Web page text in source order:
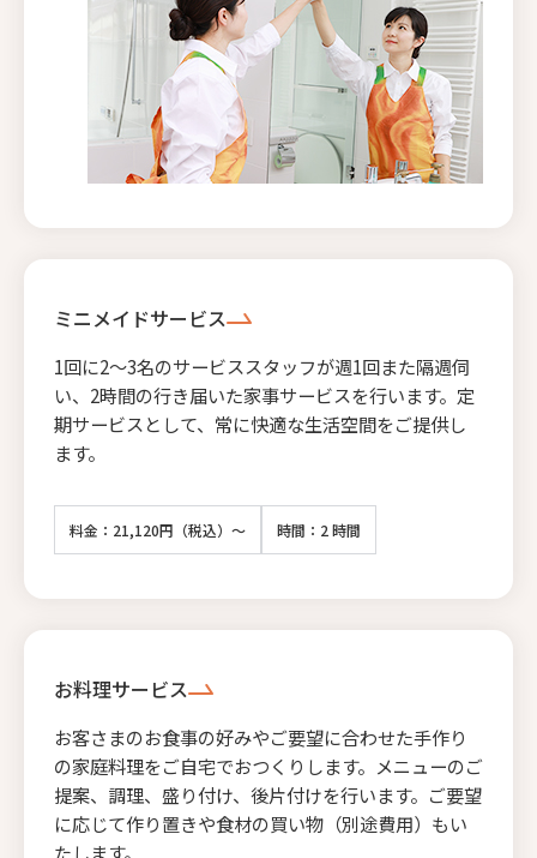
ミニメイドサービス
1回に2〜3名のサービススタッフが週1回また隔週伺
い、2時間の行き届いた家事サービスを行います。定
期サービスとして、常に快適な生活空間をご提供し
ます。
料金：21,120円（税込）～ 時間：2 時間
お料理サービス
お客さまのお食事の好みやご要望に合わせた手作り
の家庭料理をご自宅でおつくりします。メニューのご
提案、調理、盛り付け、後片付けを行います。ご要望
に応じて作り置きや食材の買い物（別途費用）もい
たします。